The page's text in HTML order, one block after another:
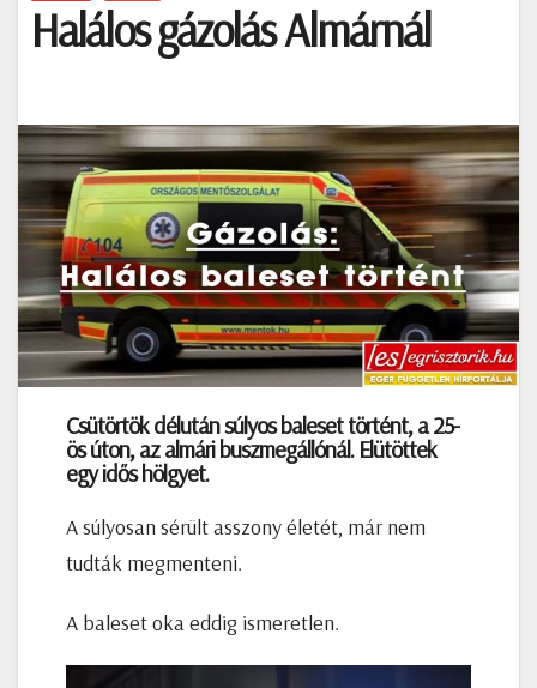
Halálos gázolás Almárnál
Csütörtök délután súlyos baleset történt, a 25-
ös úton, az almári buszmegállónál. Elütöttek
egy idős hölgyet.
A súlyosan sérült asszony életét, már nem
tudták megmenteni.
A baleset oka eddig ismeretlen.